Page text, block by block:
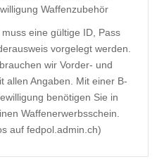
Waffenzubehör
eine gültige ID, Pass
vorgelegt werden.
wir Vorder- und
allen Angaben. Mit einer B-
benötigen Sie in
Waffenerwerbsschein.
auf fedpol.admin.ch)